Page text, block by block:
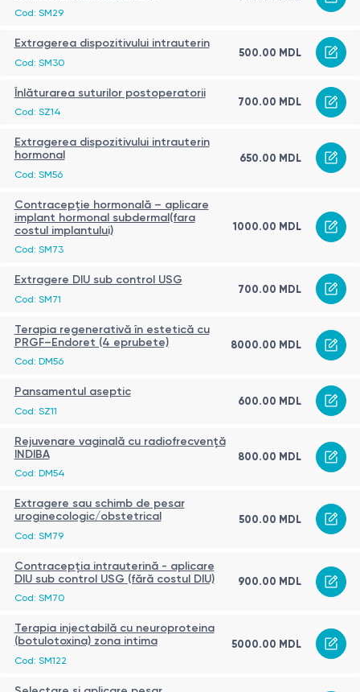
Cod: SM29
Extragerea dispozitivului intrauterin
Cod: SM30
500.00 MDL
Înlăturarea suturilor postoperatorii
Cod: SZ14
700.00 MDL
Extragerea dispozitivului intrauterin
hormonal
Cod: SM56
650.00 MDL
Contracepție hormonală – aplicare
implant hormonal subdermal(fara
costul implantului)
Cod: SM73
1000.00 MDL
Extragere DIU sub control USG
Cod: SM71
700.00 MDL
Terapia regenerativă în estetică cu
PRGF–Endoret (4 eprubete)
Cod: DM56
8000.00 MDL
Pansamentul aseptic
Cod: SZ11
600.00 MDL
Rejuvenare vaginală cu radiofrecvență
INDIBA
Cod: DM54
800.00 MDL
Extragere sau schimb de pesar
uroginecologic/obstetrical
Cod: SM79
500.00 MDL
Contracepția intrauterină - aplicare
DIU sub control USG (fără costul DIU)
Cod: SM70
900.00 MDL
Terapia injectabilă cu neuroproteina
(botulotoxina) zona intima
Cod: SM122
5000.00 MDL